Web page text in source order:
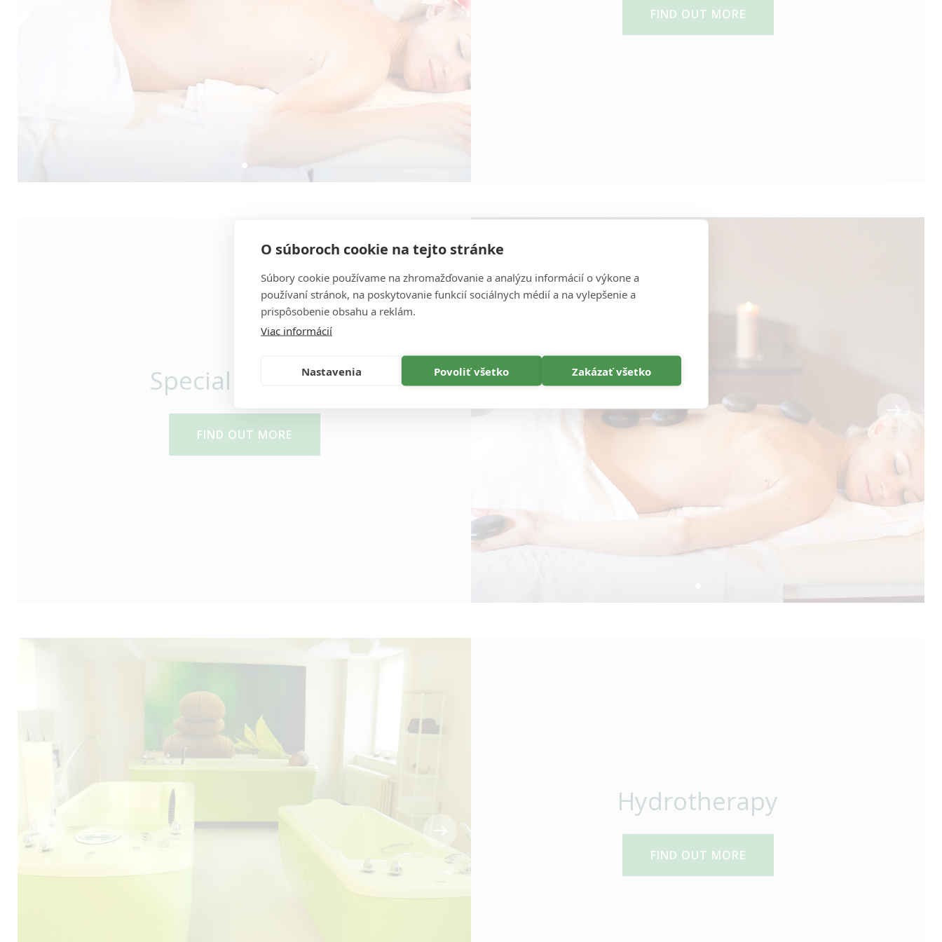
FIND OUT MORE
Special Massage
FIND OUT MORE
Hydrotherapy
FIND OUT MORE
O súboroch cookie na tejto stránke
Súbory cookie používame na zhromažďovanie a analýzu informácií o výkone a
používaní stránok, na poskytovanie funkcií sociálnych médií a na vylepšenie a
prispôsobenie obsahu a reklám.
Viac informácií
Nastavenia Povoliť všetko Zakázať všetko